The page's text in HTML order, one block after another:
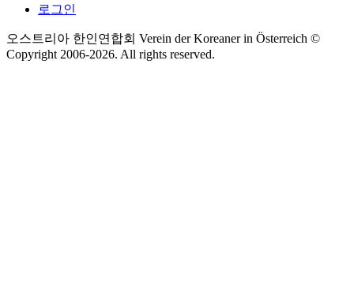
로그인
오스트리아 한인연합회 Verein der Koreaner in Österreich ©
Copyright 2006-2026. All rights reserved.